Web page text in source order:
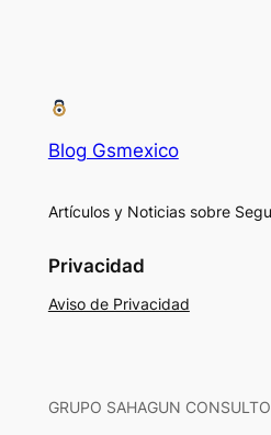
Blog Gsmexico
Artículos y Noticias sobre
Privacidad
Aviso de Privacidad
GRUPO SAHAGUN